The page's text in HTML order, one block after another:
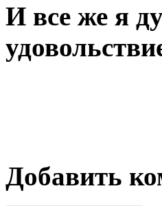
И все же я
Добавить